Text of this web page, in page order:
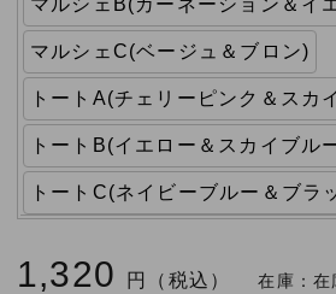
マルシェB(カーネーション＆イ
マルシェC(ベージュ＆ブロン)
トートA(チェリーピンク＆スカ
トートB(イエロー＆スカイブル
トートC(ネイビーブルー＆ブラ
1,320 円（税込） 在庫： 在